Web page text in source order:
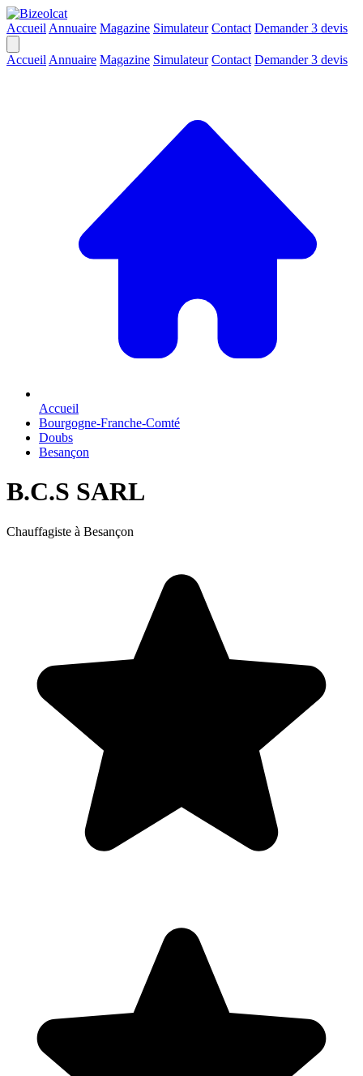
Accueil Annuaire Magazine Simulateur Contact Demander 3 devis
Accueil Annuaire Magazine Simulateur Contact Demander 3 devis
Accueil
Bourgogne-Franche-Comté
Doubs
Besançon
B.C.S SARL
Chauffagiste à Besançon